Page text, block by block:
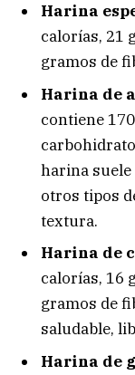
Harina
calorías, 21
gramos de
Harina de
contiene
harina
otros tipos
textura.
Harina de
calorías, 16
gramos de
saludable,
Harina de